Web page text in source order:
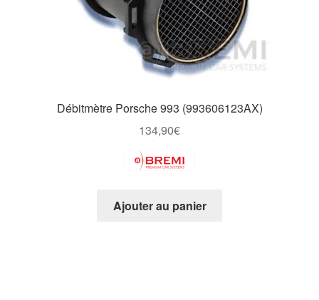
Débitmètre Porsche 993 (993606123AX)
134,90€
Ajouter au panier